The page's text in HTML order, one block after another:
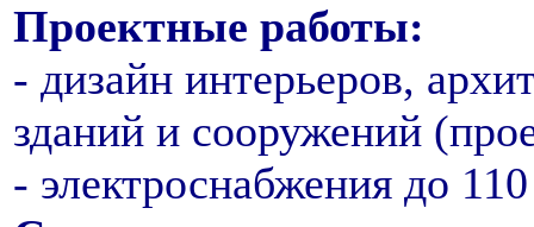
Проектные работы:
- дизайн интерьеров,
зданий и сооружений
- электроснабжения до